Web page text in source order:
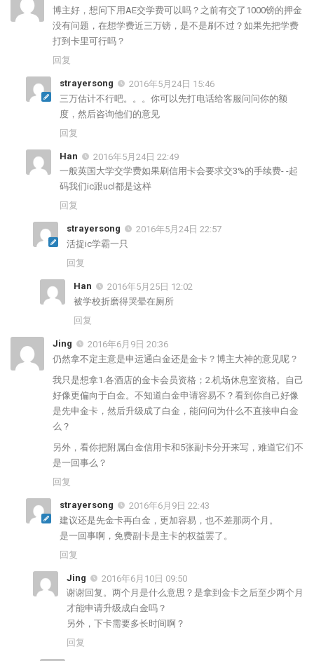
博主好，想问下用AE交学费可以吗？之前有交了1000镑的押金
没有问题，在想学费近三万镑，是不是刷不过？如果先把学费
打到卡里可行吗？
回复
strayersong
2016年5月24日 15:46
三万估计不行吧。。。你可以先打电话给客服问问你的额
度，然后咨询他们的意见
回复
Han
2016年5月24日 22:49
一般英国大学交学费如果刷信用卡会要求交3%的手续费- -起
码我们ic跟ucl都是这样
回复
strayersong
2016年5月24日 22:57
活捉ic学霸一只
回复
Han
2016年5月25日 12:02
被学校折磨得哭晕在厕所
回复
Jing
2016年6月9日 20:36
仍然拿不定主意是申运通白金还是金卡？博主大神的意见呢？
我只是想拿1.各酒店的金卡会员资格；2.机场休息室资格。自己
好像更偏向于白金。不知道白金申请容易不？看到你自己好像
是先申金卡，然后升级成了白金，能问问为什么不直接申白金
么？
另外，看你把附属白金信用卡和5张副卡分开来写，难道它们不
是一回事么？
回复
strayersong
2016年6月9日 22:43
建议还是先金卡再白金，更加容易，也不差那两个月。
是一回事啊，免费副卡是主卡的权益罢了。
回复
Jing
2016年6月10日 09:50
谢谢回复。两个月是什么意思？是拿到金卡之后至少两个月
才能申请升级成白金吗？
另外，下卡需要多长时间啊？
回复